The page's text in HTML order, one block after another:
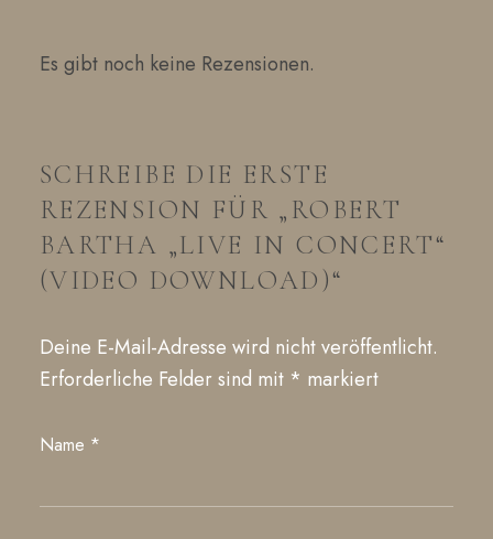
Es gibt noch keine Rezensionen.
SCHREIBE DIE ERSTE
REZENSION FÜR „ROBERT
BARTHA „LIVE IN CONCERT“
(VIDEO DOWNLOAD)“
Deine E-Mail-Adresse wird nicht veröffentlicht.
Erforderliche Felder sind mit * markiert
Name *